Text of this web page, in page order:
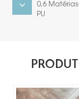
0,6
PU